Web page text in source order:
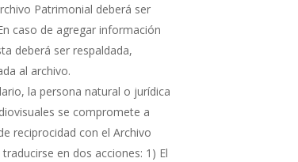
Patrimonial deberá ser
caso de agregar información
deberá ser respaldada,
al archivo.
la persona natural o jurídica
se compromete a
reciprocidad con el Archivo
en dos acciones: 1) El